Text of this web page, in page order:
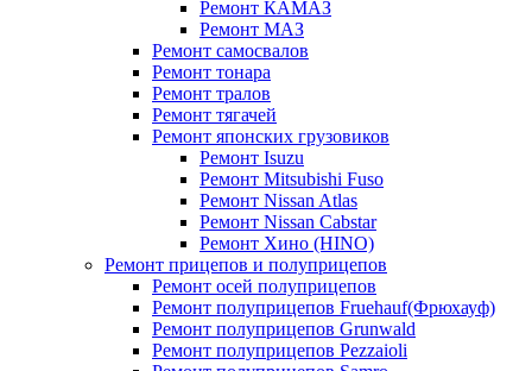
Ремонт КАМАЗ
Ремонт МАЗ
Ремонт самосвалов
Ремонт тонара
Ремонт тралов
Ремонт тягачей
Ремонт японских грузовиков
Ремонт Isuzu
Ремонт Mitsubishi Fuso
Ремонт Nissan Atlas
Ремонт Nissan Cabstar
Ремонт Хино (HINO)
Ремонт прицепов и полуприцепов
Ремонт осей полуприцепов
Ремонт полуприцепов Fruehauf(Фрюхауф)
Ремонт полуприцепов Grunwald
Ремонт полуприцепов Pezzaioli